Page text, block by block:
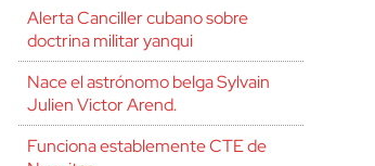
Alerta Canciller cubano sobre
doctrina militar yanqui
Nace el astrónomo belga Sylvain
Julien Victor Arend.
Funciona establemente CTE de